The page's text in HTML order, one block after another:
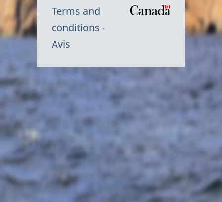
Terms and
conditions
Avis
Symbole
Canada